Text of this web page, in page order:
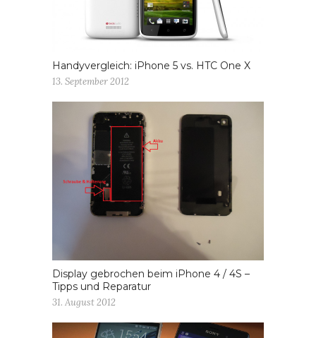
Handyvergleich: iPhone 5 vs. HTC One X
13. September 2012
Display gebrochen beim iPhone 4 / 4S –
Tipps und Reparatur
31. August 2012